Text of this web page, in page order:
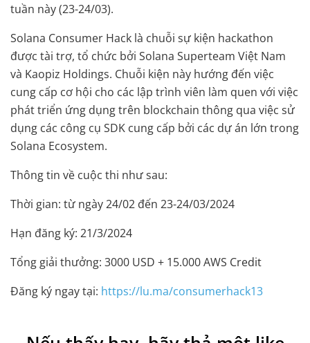
tuần này (23-24/03).
Solana Consumer Hack là chuỗi sự kiện hackathon
được tài trợ, tổ chức bởi Solana Superteam Việt Nam
và Kaopiz Holdings. Chuỗi kiện này hướng đến việc
cung cấp cơ hội cho các lập trình viên làm quen với việc
phát triển ứng dụng trên blockchain thông qua việc sử
dụng các công cụ SDK cung cấp bởi các dự án lớn trong
Solana Ecosystem.
Thông tin về cuộc thi như sau:
Thời gian: từ ngày 24/02 đến 23-24/03/2024
Hạn đăng ký: 21/3/2024
Tổng giải thưởng: 3000 USD + 15.000 AWS Credit
Đăng ký ngay tại: https://lu.ma/consumerhack13